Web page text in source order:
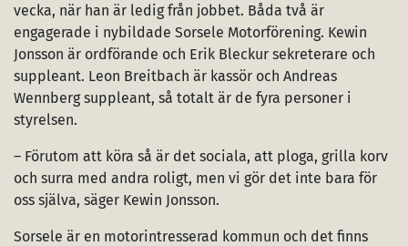
vecka, när han är ledig från jobbet. Båda två är
engagerade i nybildade Sorsele Motorförening. Kewin
Jonsson är ordförande och Erik Bleckur sekreterare och
suppleant. Leon Breitbach är kassör och Andreas
Wennberg suppleant, så totalt är de fyra personer i
styrelsen.
– Förutom att köra så är det sociala, att ploga, grilla korv
och surra med andra roligt, men vi gör det inte bara för
oss själva, säger Kewin Jonsson.
Sorsele är en motorintresserad kommun och det finns